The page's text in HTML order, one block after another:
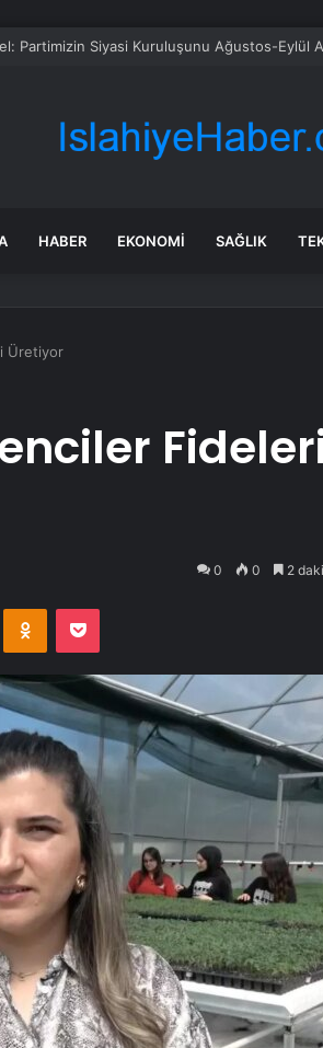
trafik var mı? SON DAKİKA! 22 Temmuz
HABER EKONOMI SAĞLIK
Üretiyor
0 0 2
Odnoklassniki
Pocket